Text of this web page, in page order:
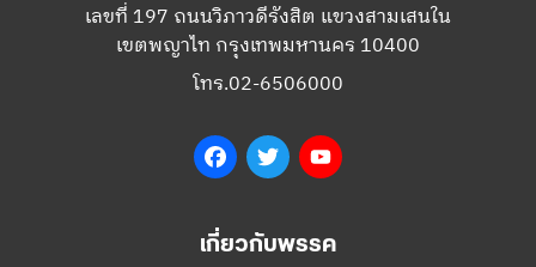
เลขที่ 197 ถนนวิภาวดีรังสิต แขวงสามเสนใน
เขตพญาไท กรุงเทพมหานคร 10400
โทร.02-6506000
FacebookTwitter
เกี่ยวกับพรรค